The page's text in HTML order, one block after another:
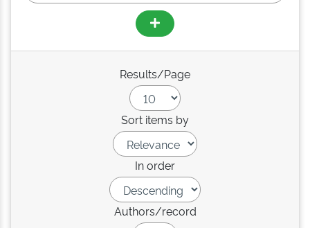
Results/Page
Sort items by
In order
Authors/record